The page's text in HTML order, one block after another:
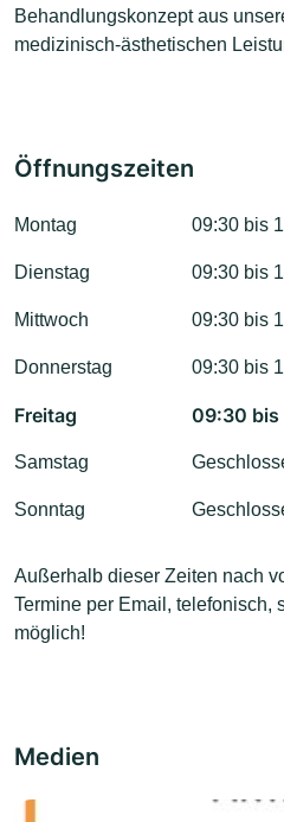
Behandlungskonzept aus
medizinisch-ästhetischen
Öffnungszeiten
Montag 09:30 bis
Dienstag 09:30 bis
Mittwoch 09:30 bis
Donnerstag 09:30 bis
Freitag 09:30 bis
Samstag
Sonntag
Außerhalb dieser Zeiten nach
Termine per Email, telefonisch,
möglich!
Medien